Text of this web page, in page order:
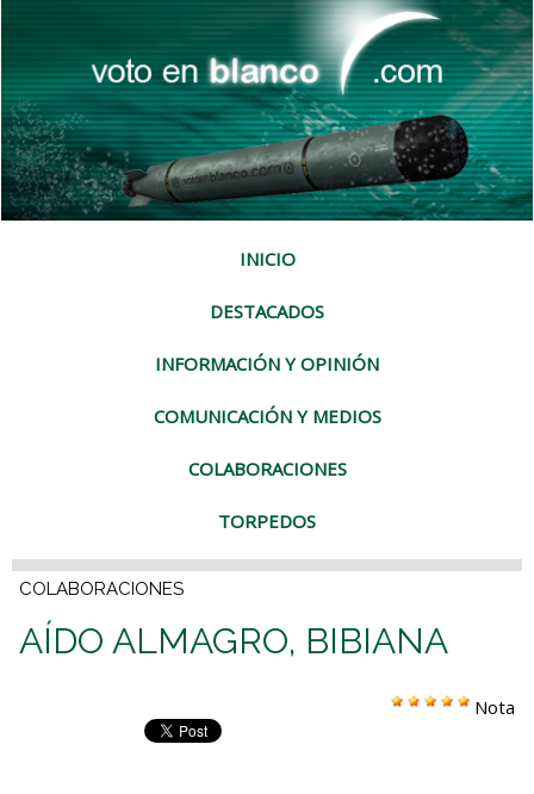
INICIO
DESTACADOS
INFORMACIÓN Y OPINIÓN
COMUNICACIÓN Y MEDIOS
COLABORACIONES
TORPEDOS
COLABORACIONES
AÍDO ALMAGRO, BIBIANA
Nota